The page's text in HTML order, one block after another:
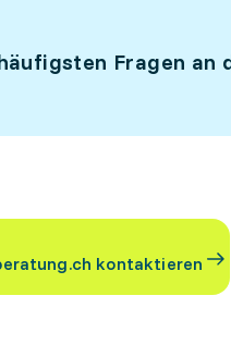
Fragen an
kontaktieren